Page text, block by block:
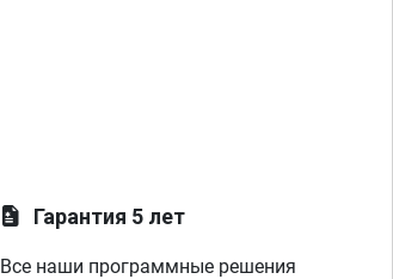
Гарантия 5 лет
Все наши программные решения